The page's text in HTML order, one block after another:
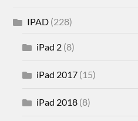
IPAD (228)
iPad 2 (8)
iPad 2017 (15)
iPad 2018 (8)